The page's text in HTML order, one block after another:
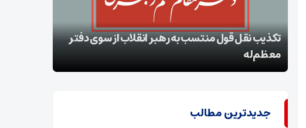
تکذیب نقل قول منتسب به رهبر انقلاب از سوی دفتر
معظم‌له
جدیدترین مطالب